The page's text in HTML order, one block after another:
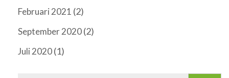
Februari 2021 (2)
September 2020(2)
Juli 2020(1)